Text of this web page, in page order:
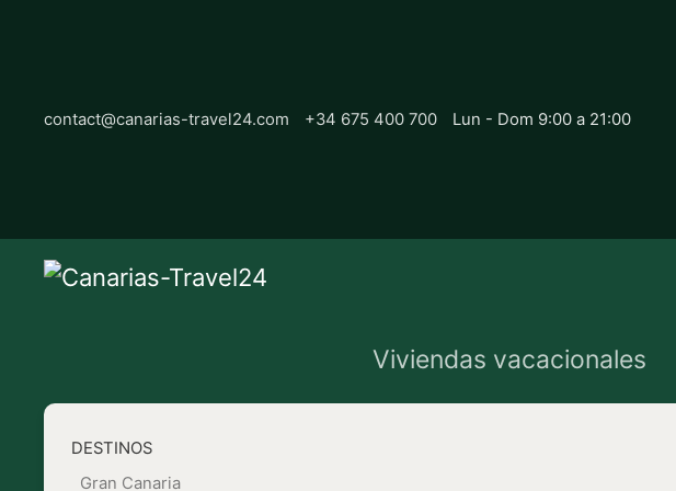
contact@canarias-travel24.com +34 675 400 700 Lun - Dom 9:00 a 21:00
Viviendas vacacionales
DESTINOS
Gran Canaria